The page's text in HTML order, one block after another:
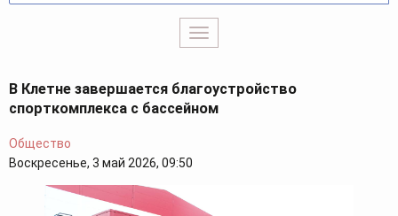
Toggle
В Клетне завершается благоустройство
спорткомплекса с бассейном
Общество
Воскресенье, 3 май 2026, 09:50